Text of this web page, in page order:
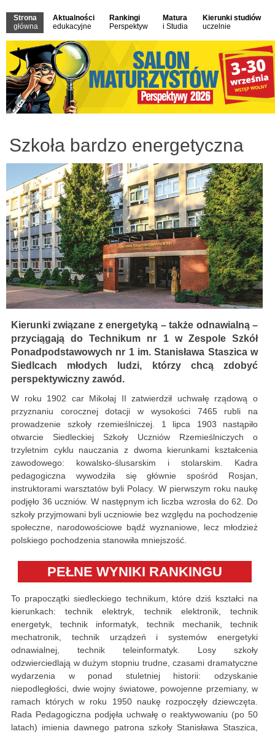
Strona
główna
Aktualności
edukacyjne
Rankingi
Perspektyw
Matura
i Studia
Kierunki studiów
uczelnie
Szkoła bardzo energetyczna
Kierunki związane z energetyką – także odnawialną –
przyciągają do Technikum nr 1 w Zespole Szkół
Ponadpodstawowych nr 1 im. Stanisława Staszica w
Siedlcach młodych ludzi, którzy chcą zdobyć
perspektywiczny zawód.
W roku 1902 car Mikołaj II zatwierdził uchwałę rządową o
przyznaniu corocznej dotacji w wysokości 7465 rubli na
prowadzenie szkoły rzemieślniczej. 1 lipca 1903 nastąpiło
otwarcie Siedleckiej Szkoły Uczniów Rzemieślniczych o
trzyletnim cyklu nauczania z dwoma kierunkami kształcenia
zawodowego: kowalsko-ślusarskim i stolarskim. Kadra
pedagogiczna wywodziła się głównie spośród Rosjan,
instruktorami warsztatów byli Polacy. W pierwszym roku naukę
podjęło 36 uczniów. W następnym ich liczba wzrosła do 62. Do
szkoły przyjmowani byli uczniowie bez względu na pochodzenie
społeczne, narodowościowe bądź wyznaniowe, lecz młodzież
polskiego pochodzenia stanowiła mniejszość.
PEŁNE WYNIKI RANKINGU
To prapoczątki siedleckiego technikum, które dziś kształci na
kierunkach: technik elektryk, technik elektronik, technik
energetyk, technik informatyk, technik mechanik, technik
mechatronik, technik urządzeń i systemów energetyki
odnawialnej, technik teleinformatyk. Losy szkoły
odzwierciedlają w dużym stopniu trudne, czasami dramatyczne
wydarzenia w ponad stuletniej historii: odzyskanie
niepodległości, dwie wojny światowe, powojenne przemiany, w
ramach których w roku 1950 naukę rozpoczęły dziewczęta.
Rada Pedagogiczna podjęła uchwałę o reaktywowaniu (po 50
latach) imienia dawnego patrona szkoły Stanisława Staszica,